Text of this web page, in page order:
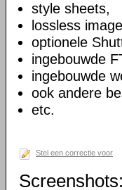
style sheets,
lossless
optionele
ingebouwde
ingebouwde
ook andere
etc.
Stel een correctie voor
Screenshots: